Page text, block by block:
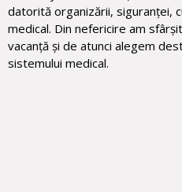
datorită organizării, siguranței,
medical. Din nefericire am
vacanță și de atunci alegem
sistemului medical.